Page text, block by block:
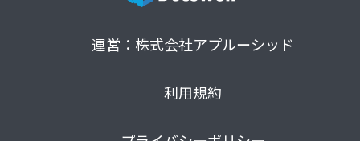
運営：株式会社アプルーシッド
利用規約